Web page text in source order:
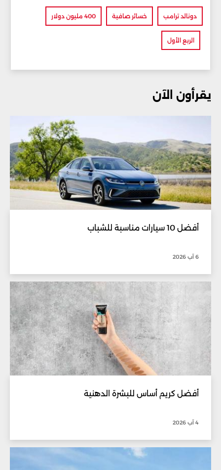
دونالد ترامب خسائر صافية 400 مليون دولار
الربع الأول
يقرأون الآن
أفضل 10 سيارات مناسبة للشباب
6 آب 2026
أفضل كريم أساس للبشرة الدهنية
4 آب 2026